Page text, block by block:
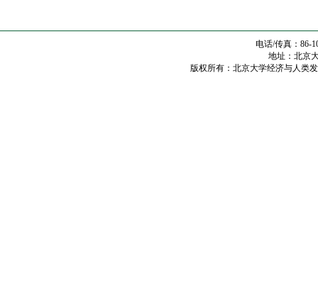
电话/传真：86-
地址：北京
版权所有：北京大学经济与人类